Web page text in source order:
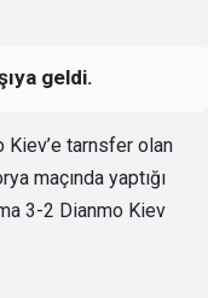
geldi.
Kiev’e tarnsfer olan
maçında yaptığı
3-2 Dianmo Kiev